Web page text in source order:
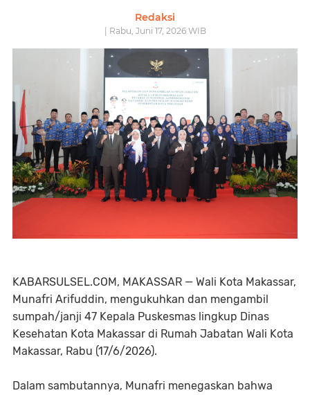
Redaksi
| Rabu, Juni 17, 2026 WIB
KABARSULSEL.COM, MAKASSAR — Wali Kota Makassar,
Munafri Arifuddin, mengukuhkan dan mengambil
sumpah/janji 47 Kepala Puskesmas lingkup Dinas
Kesehatan Kota Makassar di Rumah Jabatan Wali Kota
Makassar, Rabu (17/6/2026).
Dalam sambutannya, Munafri menegaskan bahwa